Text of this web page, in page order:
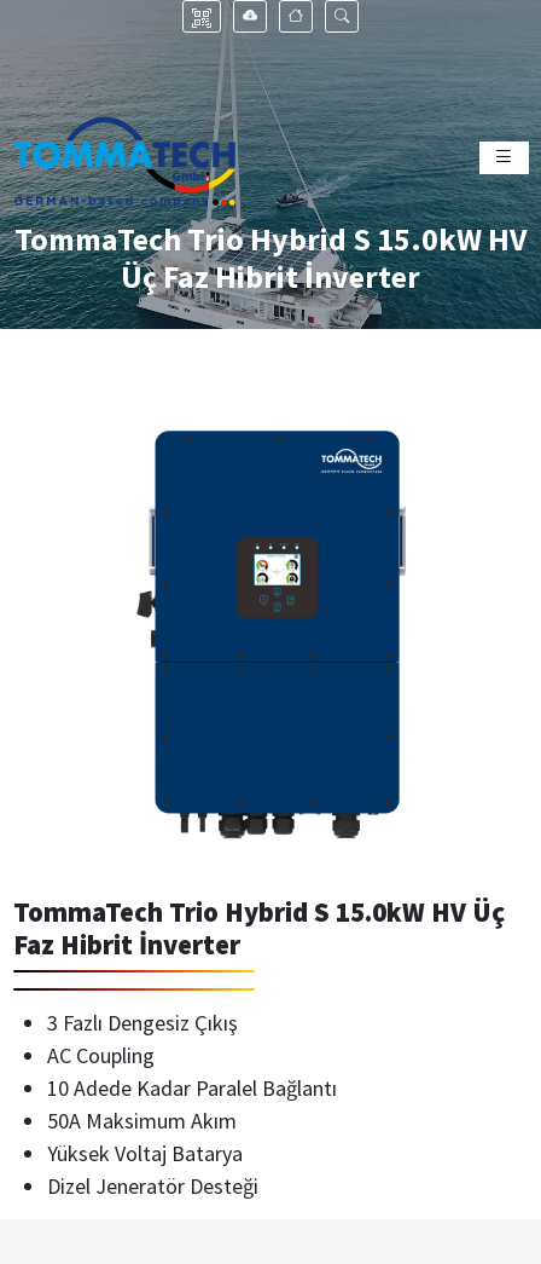
TommaTech Trio Hybrid S 15.0kW HV
Üç Faz Hibrit İnverter
TommaTech Trio Hybrid S 15.0kW HV Üç
Faz Hibrit İnverter
3 Fazlı Dengesiz Çıkış
AC Coupling
10 Adede Kadar Paralel Bağlantı
50A Maksimum Akım
Yüksek Voltaj Batarya
Dizel Jeneratör Desteği